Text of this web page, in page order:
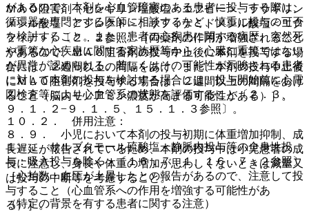
ＭＡＯ阻害剤（セレギリン塩酸塩＜エフピー＞、ラサギリン
メシル酸塩＜アジレクト＞、サフィナミドメシル酸塩＜エク
フィナ＞）〔２．２参照〕［両薬剤の作用が増強されること
があるので、ＭＡＯ阻害剤の投与中止後に本剤を投与する場
合には、２週間以上の間隔をあけ、また、本剤の投与中止後
にＭＡＯ阻害剤を投与する場合は、２週間以上の間隔をあけ
ること（脳内モノアミン濃度が高まる可能性がある）］。
１０．２． 併用注意：
１）． サルブタモール硫酸塩＜静脈内投与等の全身性投
与：吸入投与を除く＞〔１６．７．１、１６．７．２参照〕
［心拍数・血圧が上昇したとの報告があるので、注意して投
与すること（心血管系への作用を増強する可能性があ
る）］。
があるので、本剤を心血管障害のある患者に投与する際は、
循環器を専門とする医師に相談するなど、慎重に投与の可否
を検討すること。また、患者の心疾患に関する病歴、突然死
や重篤な心疾患に関する家族歴等から、心臓に重篤ではない
が異常が認められる、若しくはその可能性が示唆される患者
に対して本剤の投与を検討する場合には、投与開始前に心電
図検査等により心血管系の状態を評価すること〔２．３、
９．１．２−９．１．５、１５．１．３参照〕。
８．９． 小児において本剤の投与初期に体重増加抑制、成
長遅延が報告されているため、本剤の投与中は小児患者の成
長に注意し、身長や体重の増加が思わしくないときは減量又
は投与の中断等を考慮すること。
（特定の背景を有する患者に関する注意）